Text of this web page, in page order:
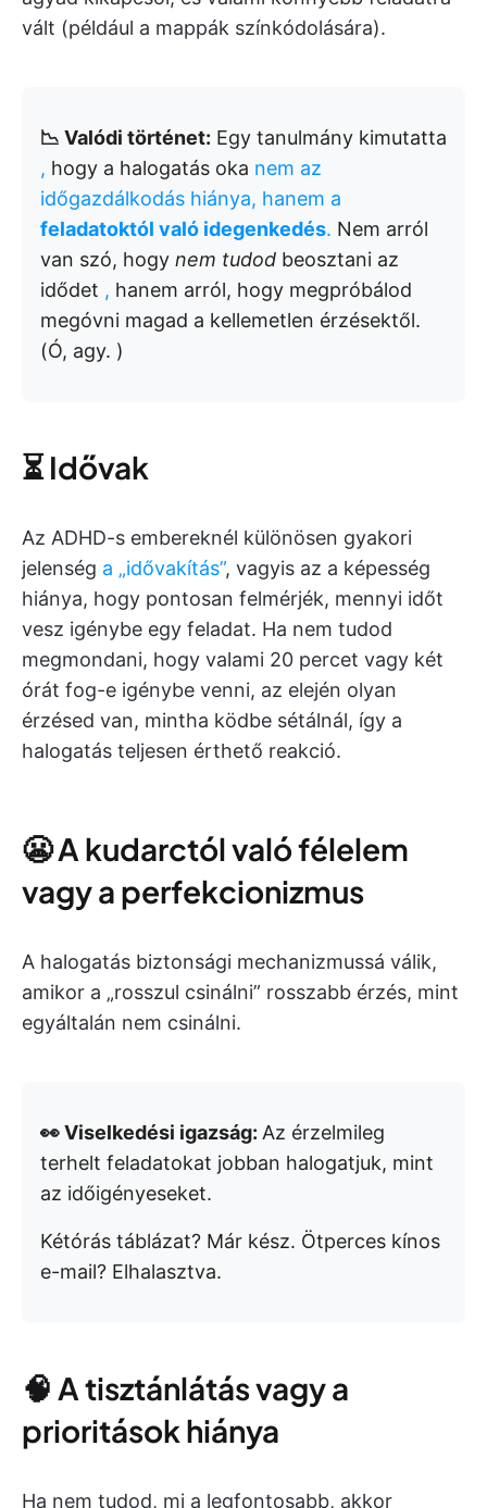
vált (például a mappák színkódolására).
📉 Valódi történet: Egy tanulmány kimutatta
, hogy a halogatás oka nem az
időgazdálkodás hiánya, hanem a
feladatoktól való idegenkedés. Nem arról
van szó, hogy nem tudod beosztani az
idődet , hanem arról, hogy megpróbálod
megóvni magad a kellemetlen érzésektől.
(Ó, agy. )
⏳ Idővak
Az ADHD-s embereknél különösen gyakori
jelenség a „idővakítás”, vagyis az a képesség
hiánya, hogy pontosan felmérjék, mennyi időt
vesz igénybe egy feladat. Ha nem tudod
megmondani, hogy valami 20 percet vagy két
órát fog-e igénybe venni, az elején olyan
érzésed van, mintha ködbe sétálnál, így a
halogatás teljesen érthető reakció.
😬 A kudarctól való félelem
vagy a perfekcionizmus
A halogatás biztonsági mechanizmussá válik,
amikor a „rosszul csinálni” rosszabb érzés, mint
egyáltalán nem csinálni.
👀 Viselkedési igazság: Az érzelmileg
terhelt feladatokat jobban halogatjuk, mint
az időigényeseket.
Kétórás táblázat? Már kész. Ötperces kínos
e-mail? Elhalasztva.
🧠 A tisztánlátás vagy a
prioritások hiánya
Ha nem tudod, mi a legfontosabb, akkor